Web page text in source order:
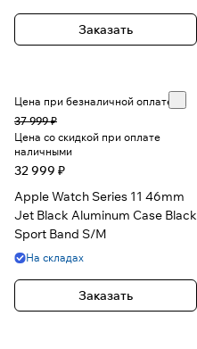
Заказать
Цена при безналичной оплате
37 999 ₽
Цена со скидкой при оплате
наличными
32 999 ₽
Apple Watch Series 11 46mm
Jet Black Aluminum Case Black
Sport Band S/M
На складах
Заказать